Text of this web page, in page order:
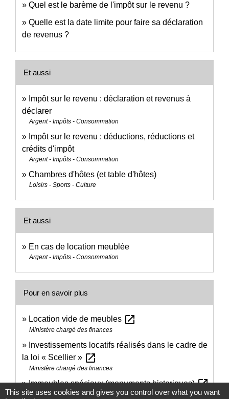
Quel est le barème de l'impôt sur le revenu ?
Quelle est la date limite pour faire sa déclaration
de revenus ?
Et aussi
Impôt sur le revenu : déclaration et revenus à
déclarer
Argent - Impôts - Consommation
Impôt sur le revenu : déductions, réductions et
crédits d'impôt
Argent - Impôts - Consommation
Chambres d'hôtes (et table d'hôtes)
Loisirs - Sports - Culture
Et aussi
En cas de location meublée
Argent - Impôts - Consommation
Pour en savoir plus
Location vide de meubles open_in_new
Ministère chargé des finances
Investissements locatifs réalisés dans le cadre de
la loi « Scellier » open_in_new
Ministère chargé des finances
Immeubles spéciaux (monuments historiques)open_in_new
Ministère chargé des finances
This site uses cookies and gives you control over what you want